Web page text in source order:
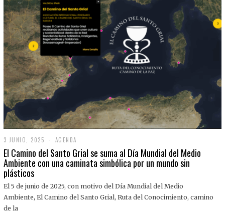
3 JUNIO, 2025
J
U
N
,
0
AGENDA
El Camino del Santo Grial se suma al Día Mundial del Medio
Ambiente con una caminata simbólica por un mundo sin
plásticos
El 5 de junio de 2025, con motivo del Día Mundial del Medio
Ambiente, El Camino del Santo Grial, Ruta del Conocimiento, camino
de la